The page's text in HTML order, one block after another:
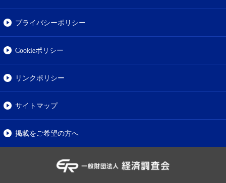
プライバシーポリシー
Cookieポリシー
リンクポリシー
サイトマップ
掲載をご希望の方へ